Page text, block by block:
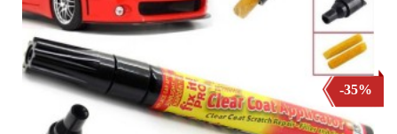
-35%